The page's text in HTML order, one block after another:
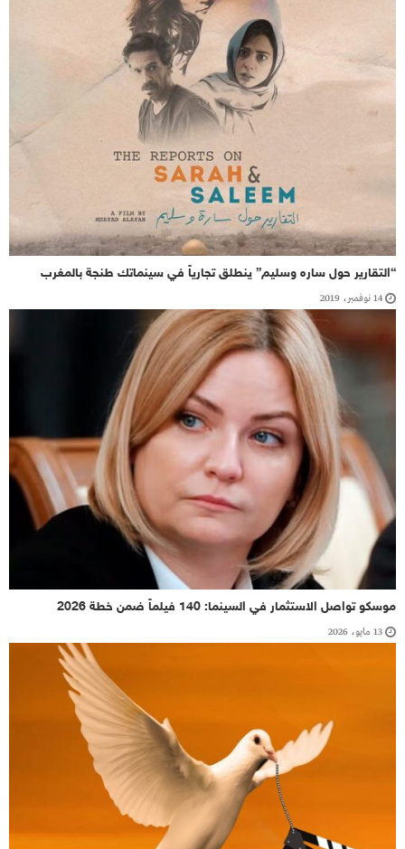
“التقارير حول ساره وسليم” ينطلق تجارياً في سينماتك طنجة بالمغرب
14 نوفمبر، 2019
موسكو تواصل الاستثمار في السينما: 140 فيلماً ضمن خطة 2026
13 مايو، 2026